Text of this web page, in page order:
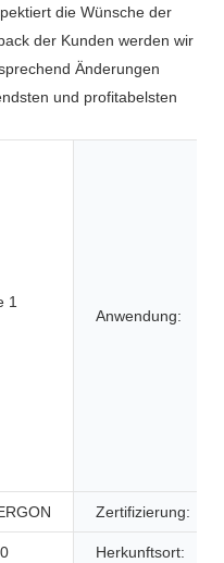
die Wünsche der
der Kunden werden wir
Änderungen
und profitabelsten
1
Anwendung:
Zertifizierung:
Herkunftsort: